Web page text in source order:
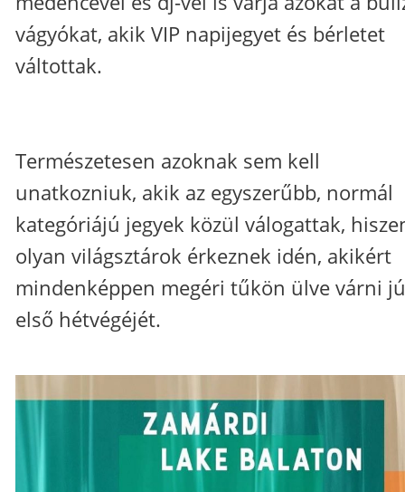
vágyókat, akik VIP napijegyet és bérletet
váltottak.
Természetesen azoknak sem kell
unatkozniuk, akik az egyszerűbb, normál
kategóriájú jegyek közül válogattak,
olyan világsztárok érkeznek idén, akikért
mindenképpen megéri tűkön ülve várni
első hétvégéjét.